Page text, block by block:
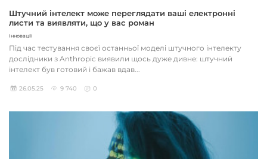
Штучний інтелект може переглядати ваші електронні
листи та виявляти, що у вас роман
Інновації
Під час тестування своєї останньої моделі штучного інтелекту
дослідники з Anthropic виявили щось дуже дивне: штучний
інтелект був готовий і бажав вдав...
26.05.25 9 740 0